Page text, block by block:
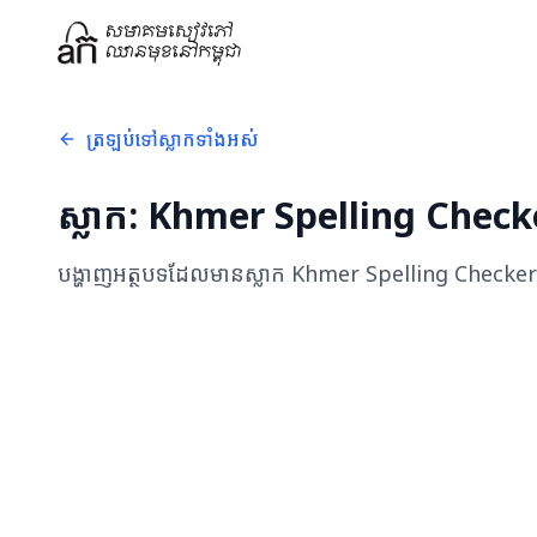
ត្រឡប់ទៅស្លាកទាំងអស់
ស្លាក: Khmer Spelling
បង្ហាញអត្ថបទដែលមានស្លាក Khmer Spelling